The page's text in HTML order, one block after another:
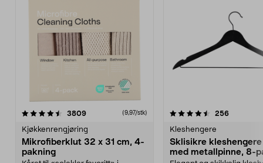
3809anmeldelser(9,97/stk)
Kjøkkenrengjøring
Mikrofiberklut 32 x 31 cm, 4-
pakning
4.5av 5 stjerner 256
Kleshengere
Sklisikre
med metallpinne, 8-
4.5av 5 stjerner